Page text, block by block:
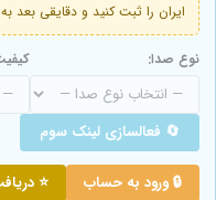
ایران را ثبت کنید و دقایقی
نوع صدا:
🔄 فعالسازی لینک سوم
🔒 ورود به حساب ⭐